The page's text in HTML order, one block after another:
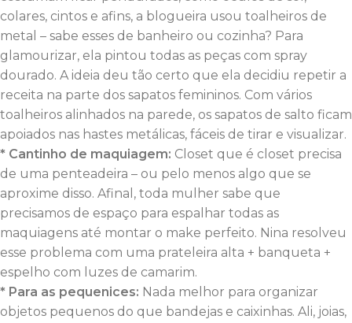
colares, cintos e afins, a blogueira usou toalheiros de
metal – sabe esses de banheiro ou cozinha? Para
glamourizar, ela pintou todas as peças com spray
dourado. A ideia deu tão certo que ela decidiu repetir a
receita na parte dos sapatos femininos. Com vários
toalheiros alinhados na parede, os sapatos de salto ficam
apoiados nas hastes metálicas, fáceis de tirar e visualizar.
* Cantinho de maquiagem: Closet que é closet precisa
de uma penteadeira – ou pelo menos algo que se
aproxime disso. Afinal, toda mulher sabe que
precisamos de espaço para espalhar todas as
maquiagens até montar o make perfeito. Nina resolveu
esse problema com uma prateleira alta + banqueta +
espelho com luzes de camarim.
* Para as pequenices: Nada melhor para organizar
objetos pequenos do que bandejas e caixinhas. Ali, joias,